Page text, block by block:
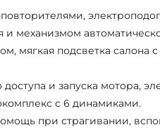
механизмом
мягкая подсветка салона
и запуска мотора,
с 6 динамиками.
при страгивании,